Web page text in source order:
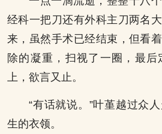
经科一把刀还有外科主刀两名
来，虽然手术已经结束，但看
除的凝重，扫视了一圈，最
上，欲言又止。
“有话就说。”叶堇越过众
生的衣领。